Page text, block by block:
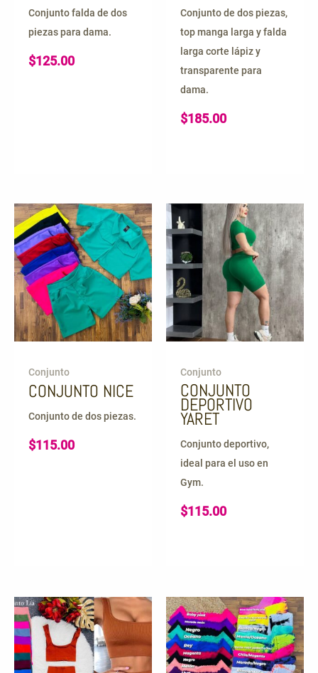
Conjunto falda de dos
piezas para dama.
$125.00
Conjunto de dos piezas,
top manga larga y falda
larga corte lápiz y
transparente para
dama.
$185.00
Conjunto
CONJUNTO NICE
Conjunto de dos piezas.
$115.00
Conjunto
CONJUNTO
DEPORTIVO
YARET
Conjunto deportivo,
ideal para el uso en
Gym.
$115.00